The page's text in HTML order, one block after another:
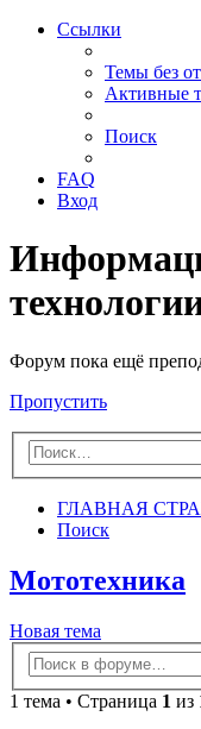
Ссылки
Темы без
Активные
Поиск
FAQ
Вход
Форум пока ещё
Пропустить
ГЛАВНАЯ
Поиск
Мототехника
Новая тема
1 тема • Страница 1 из